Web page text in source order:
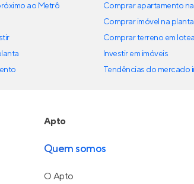
ao Metrô
Comprar apartamento
Comprar imóvel na planta
Comprar terreno em
Investir em imóveis
Tendências do mercado
Apto
Quem somos
O Apto